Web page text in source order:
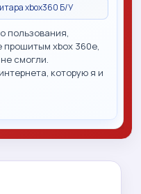
xbox360 Б/У
пользования,
прошитым xbox 360e,
смогли.
которую я и